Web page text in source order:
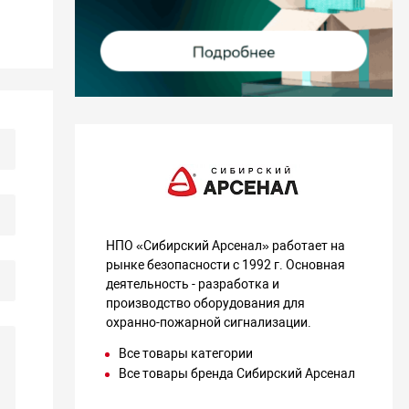
НПО «Сибирский Арсенал» работает на
рынке безопасности с 1992 г. Основная
деятельность - разработка и
производство оборудования для
охранно-пожарной сигнализации.
Все товары категории
Все товары бренда Сибирский Арсенал